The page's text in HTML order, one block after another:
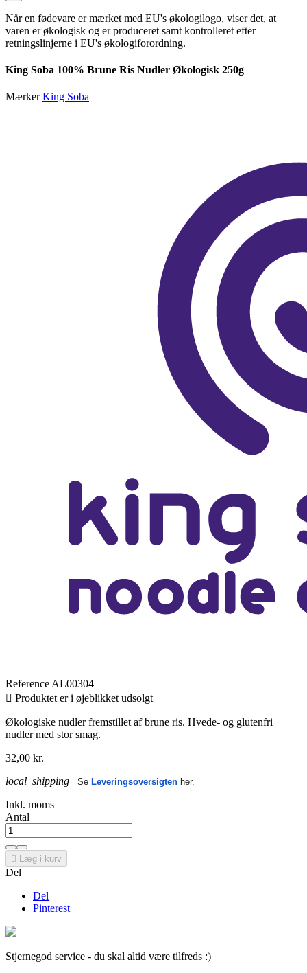
Når en fødevare er mærket med EU's økologilogo, viser det, at
varen er økologisk og er produceret samt kontrolleret efter
retningslinjerne i EU's økologiforordning.
King Soba 100% Brune Ris Nudler Økologisk 250g
MærkerKing Soba
ReferenceAL00304
 Produktet er i øjeblikket udsolgt
Økologiske nudler fremstillet af brune ris. Hvede- og glutenfri
nudler med stor smag.
32,00 kr.
local_shipping
Se Leveringsoversigten her.
Inkl. moms
Antal
 Læg i kurv
Del
Del
Pinterest
Stjernegod service - du skal altid være tilfreds :)